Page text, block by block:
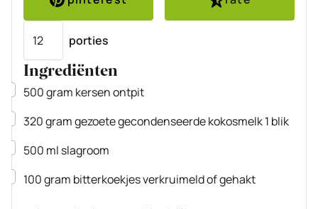
porties
Ingrediënten
▢
500gram kersenontpit
▢
320gramgezoete gecondenseerde kokosmelk1 blik
▢
500 ml slagroom
▢
100gram bitterkoekjesverkruimeld of gehakt